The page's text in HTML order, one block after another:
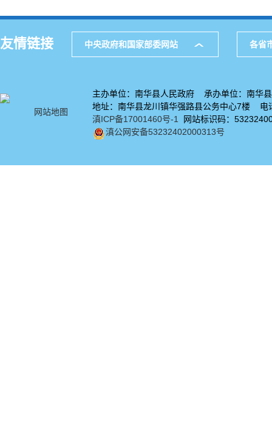
友情链接 中央政府和国家部委网站 各省
网站地图
主办单位：南华县人民政府 承办单位：南华
地址：南华县龙川镇华强路县公务中心7楼
滇ICP备17001460号-1
网站标识码：
滇公网安备53232402000313号